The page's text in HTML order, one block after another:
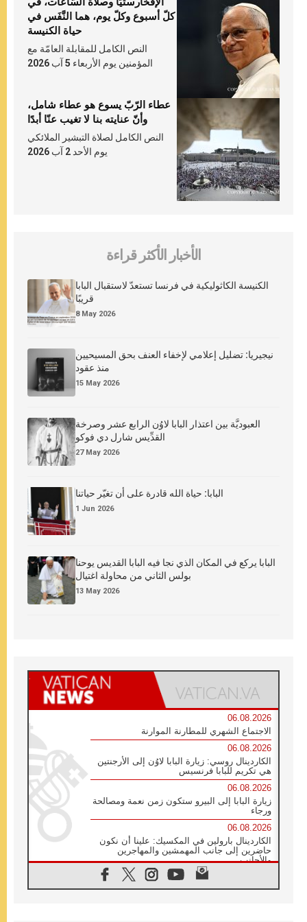
كلّ أسبوع وكلّ يوم، هما النَّفَس في
حياة الكنيسة
النص الكامل للمقابلة العامّة مع
المؤمنين يوم الأربعاء 5 آب 2026
عطاء الرّبّ يسوع هو عطاء شامل،
وأنّ عنايته بنا لا تغيب عنّا أبدًا
النص الكامل لصلاة التبشير الملائكي
يوم الأحد 2 آب 2026
الأخبار الأكثر قراءة
الكنيسة الكاثوليكية في فرنسا تستعدّ لاستقبال البابا
قريبًا
8 May 2026
نيجيريا: تضليل إعلامي لإخفاء العنف بحق المسيحيين
منذ عقود
15 May 2026
العبوديَّة بين اعتذار البابا لاوُن الرابع عشر وصرخة
القدِّيس شارل دي فوكو
27 May 2026
البابا: حياة الله قادرة على أن تغيّر حياتنا
1 Jun 2026
البابا يركع في المكان الذي نجا فيه البابا القديس يوحنا
بولس الثاني من محاولة اغتيال
13 May 2026
06.08.2026
الاجتماع الشهري للمطارنة الموارنة
06.08.2026
الكاردينال روسي: زيارة البابا لاوُن إلى الأرجنتين
هي تكريم للبابا فرنسيس
06.08.2026
زيارة البابا إلى البيرو ستكون زمن نعمة ومصالحة
ورجاء
06.08.2026
الكاردينال بارولين في المكسيك: علينا أن نكون
حاضرين إلى جانب المهمشين والمهاجرين
والأجانب
البابا لاوُن الرابع عشر للشباب في أسيزي: